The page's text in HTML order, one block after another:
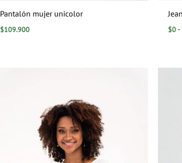
Pantalón mujer unicolor
$109.900 $0-
desde
$39.900
hasta
$79.900